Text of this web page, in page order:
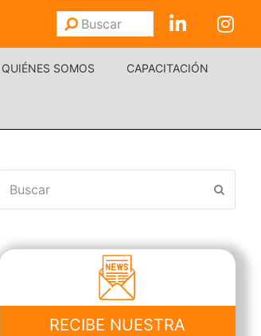
Buscar
QUIÉNES SOMOS CAPACITACIÓN
RECIBE NUESTRA